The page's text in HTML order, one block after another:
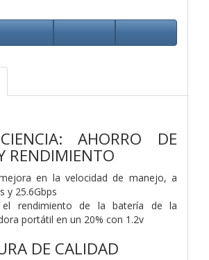
AHORRO DE
RENDIMIENTO
en la velocidad de manejo, a
y 25.6Gbps
el rendimiento de la batería de la
portátil en un 20% con 1.2v
DE CALIDAD